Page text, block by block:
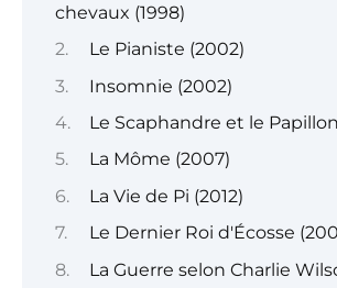
chevaux (1998)
Le Pianiste (2002)
Insomnie (2002)
Le Scaphandre et le
La Môme (2007)
La Vie de Pi (2012)
Le Dernier Roi d'Écosse
La Guerre selon Charlie